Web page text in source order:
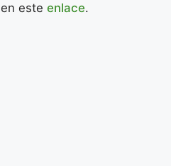
este enlace.